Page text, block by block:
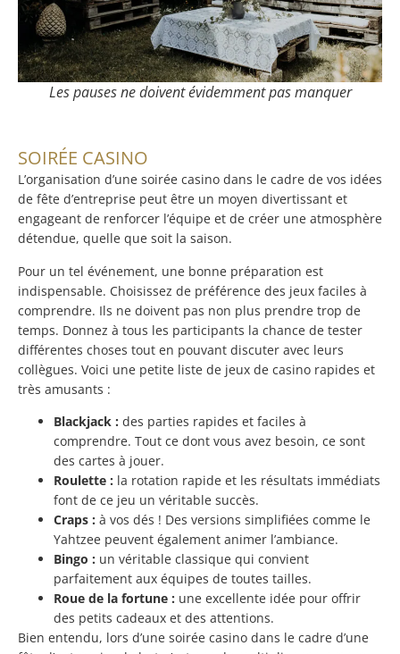
Les pauses ne doivent évidemment pas manquer
SOIRÉE CASINO
L’organisation d’une soirée casino dans le cadre de vos idées
de fête d’entreprise peut être un moyen divertissant et
engageant de renforcer l’équipe et de créer une atmosphère
détendue, quelle que soit la saison.
Pour un tel événement, une bonne préparation est
indispensable. Choisissez de préférence des jeux faciles à
comprendre. Ils ne doivent pas non plus prendre trop de
temps. Donnez à tous les participants la chance de tester
différentes choses tout en pouvant discuter avec leurs
collègues. Voici une petite liste de jeux de casino rapides et
très amusants :
Blackjack : des parties rapides et faciles à
comprendre. Tout ce dont vous avez besoin, ce sont
des cartes à jouer.
Roulette : la rotation rapide et les résultats immédiats
font de ce jeu un véritable succès.
Craps : à vos dés ! Des versions simplifiées comme le
Yahtzee peuvent également animer l’ambiance.
Bingo : un véritable classique qui convient
parfaitement aux équipes de toutes tailles.
Roue de la fortune : une excellente idée pour offrir
des petits cadeaux et des attentions.
Bien entendu, lors d’une soirée casino dans le cadre d’une